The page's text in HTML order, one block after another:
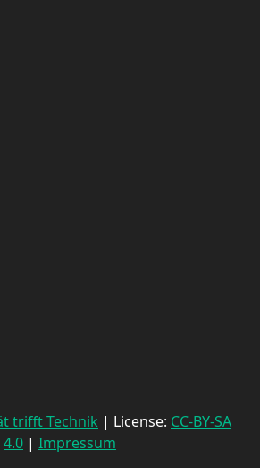
trifft Technik | License: CC-BY-SA
4.0 | Impressum